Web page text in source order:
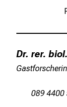
Dr. rer.
089 4400